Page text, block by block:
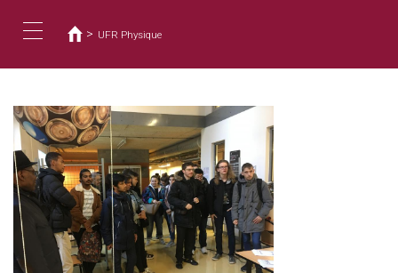
contenido
navigation
está
aquí
> UFR Physique